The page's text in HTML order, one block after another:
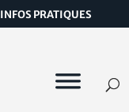
INFOS PRATIQUES